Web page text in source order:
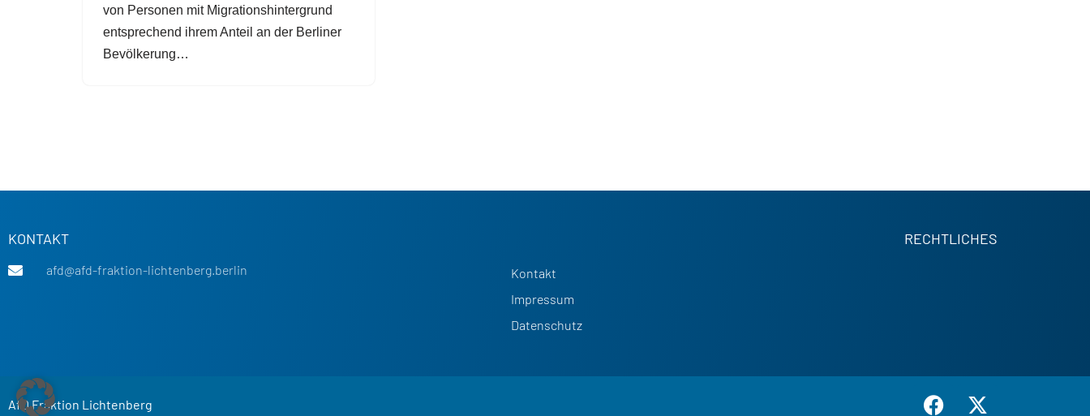
von Personen mit Migrationshintergrund
entsprechend ihrem Anteil an der Berliner
Bevölkerung…
KONTAKT
afd@afd-fraktion-lichtenberg.berlin
RECHTLICHES
Kontakt
Impressum
Datenschutz
AfD Fraktion Lichtenberg